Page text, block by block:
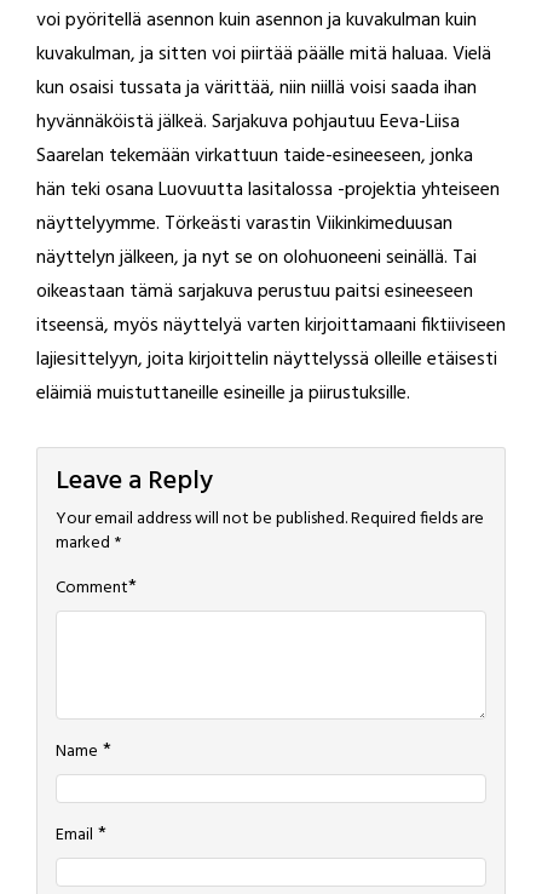
voi pyöritellä asennon kuin asennon ja kuvakulman kuin
kuvakulman, ja sitten voi piirtää päälle mitä haluaa. Vielä
kun osaisi tussata ja värittää, niin niillä voisi saada ihan
hyvännäköistä jälkeä. Sarjakuva pohjautuu Eeva-Liisa
Saarelan tekemään virkattuun taide-esineeseen, jonka
hän teki osana Luovuutta lasitalossa -projektia yhteiseen
näyttelyymme. Törkeästi varastin Viikinkimeduusan
näyttelyn jälkeen, ja nyt se on olohuoneeni seinällä. Tai
oikeastaan tämä sarjakuva perustuu paitsi esineeseen
itseensä, myös näyttelyä varten kirjoittamaani fiktiiviseen
lajiesittelyyn, joita kirjoittelin näyttelyssä olleille etäisesti
eläimiä muistuttaneille esineille ja piirustuksille.
Leave a Reply
Your email address will not be published.Required fields are
marked *
Comment*
Name *
Email *